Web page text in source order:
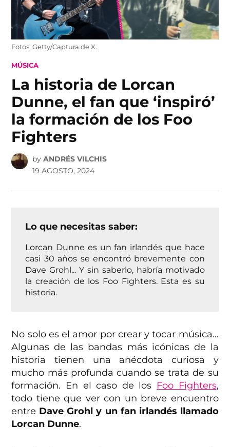
Fotos: Getty/Captura de X.
POSTED
MÚSICA
La historia de Lorcan
Dunne, el fan que ‘inspiró’
la formación de los Foo
Fighters
by ANDRÉS VILCHIS
19 AGOSTO, 2024
Lo que necesitas saber:
Lorcan Dunne es un fan irlandés que hace
casi 30 años se encontró brevemente con
Dave Grohl... Y sin saberlo, habría motivado
la creación de los Foo Fighters. Esta es su
historia.
No solo es el amor por crear y tocar música…
Algunas de las bandas más icónicas de la
historia tienen una anécdota curiosa y
mucho más profunda cuando se trata de su
formación. En el caso de los Foo Fighters,
todo tiene que ver con un breve encuentro
entre Dave Grohl y un fan irlandés llamado
Lorcan Dunne.